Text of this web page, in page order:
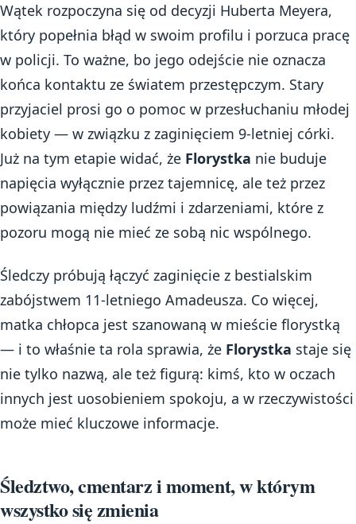
Wątek rozpoczyna się od decyzji Huberta Meyera,
który popełnia błąd w swoim profilu i porzuca pracę
w policji. To ważne, bo jego odejście nie oznacza
końca kontaktu ze światem przestępczym. Stary
przyjaciel prosi go o pomoc w przesłuchaniu młodej
kobiety — w związku z zaginięciem 9-letniej córki.
Już na tym etapie widać, że Florystka nie buduje
napięcia wyłącznie przez tajemnicę, ale też przez
powiązania między ludźmi i zdarzeniami, które z
pozoru mogą nie mieć ze sobą nic wspólnego.
Śledczy próbują łączyć zaginięcie z bestialskim
zabójstwem 11-letniego Amadeusza. Co więcej,
matka chłopca jest szanowaną w mieście florystką
— i to właśnie ta rola sprawia, że Florystka staje się
nie tylko nazwą, ale też figurą: kimś, kto w oczach
innych jest uosobieniem spokoju, a w rzeczywistości
może mieć kluczowe informacje.
Śledztwo, cmentarz i moment, w którym
wszystko się zmienia